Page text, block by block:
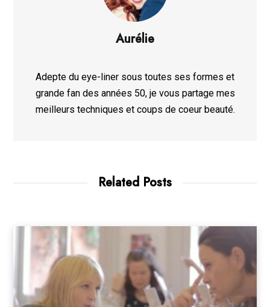
Aurélie
Adepte du eye-liner sous toutes ses formes et
grande fan des années 50, je vous partage mes
meilleurs techniques et coups de coeur beauté.
Related Posts